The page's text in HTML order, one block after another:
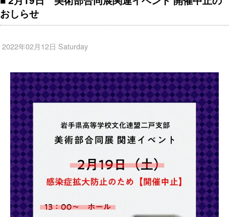
おしらせ
2022年02月12日 Saturday